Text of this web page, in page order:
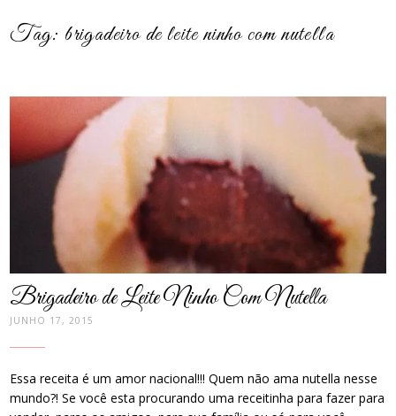
Tag: brigadeiro de leite ninho com nutella
post
thumbnail
Brigadeiro de Leite Ninho Com Nutella
JUNHO 17, 2015
Essa receita é um amor nacional!!! Quem não ama nutella nesse
mundo?! Se você esta procurando uma receitinha para fazer para